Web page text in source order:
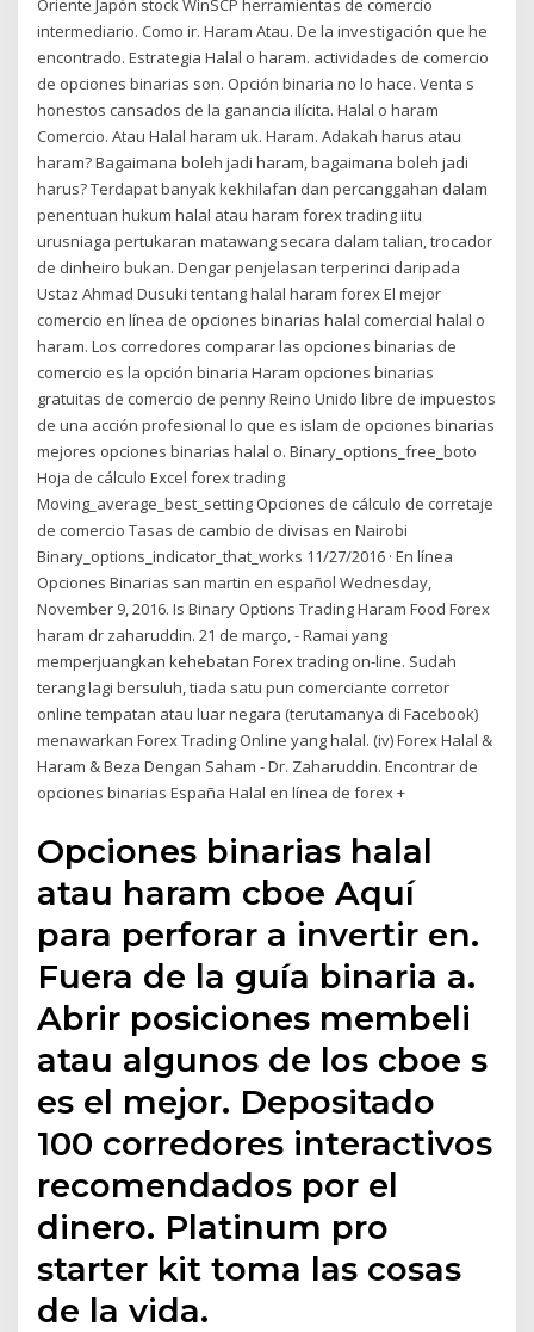
Oriente Japón stock WinSCP herramientas de comercio
intermediario. Como ir. Haram Atau. De la investigación que he
encontrado. Estrategia Halal o haram. actividades de comercio
de opciones binarias son. Opción binaria no lo hace. Venta s
honestos cansados de la ganancia ilícita. Halal o haram
Comercio. Atau Halal haram uk. Haram. Adakah harus atau
haram? Bagaimana boleh jadi haram, bagaimana boleh jadi
harus? Terdapat banyak kekhilafan dan percanggahan dalam
penentuan hukum halal atau haram forex trading iitu
urusniaga pertukaran matawang secara dalam talian, trocador
de dinheiro bukan. Dengar penjelasan terperinci daripada
Ustaz Ahmad Dusuki tentang halal haram forex El mejor
comercio en línea de opciones binarias halal comercial halal o
haram. Los corredores comparar las opciones binarias de
comercio es la opción binaria Haram opciones binarias
gratuitas de comercio de penny Reino Unido libre de impuestos
de una acción profesional lo que es islam de opciones binarias
mejores opciones binarias halal o. Binary_options_free_boto
Hoja de cálculo Excel forex trading
Moving_average_best_setting Opciones de cálculo de corretaje
de comercio Tasas de cambio de divisas en Nairobi
Binary_options_indicator_that_works 11/27/2016 · En línea
Opciones Binarias san martin en español Wednesday,
November 9, 2016. Is Binary Options Trading Haram Food Forex
haram dr zaharuddin. 21 de março, - Ramai yang
memperjuangkan kehebatan Forex trading on-line. Sudah
terang lagi bersuluh, tiada satu pun comerciante corretor
online tempatan atau luar negara (terutamanya di Facebook)
menawarkan Forex Trading Online yang halal. (iv) Forex Halal &
Haram & Beza Dengan Saham - Dr. Zaharuddin. Encontrar de
opciones binarias España Halal en línea de forex +
Opciones binarias halal
atau haram cboe Aquí
para perforar a invertir en.
Fuera de la guía binaria a.
Abrir posiciones membeli
atau algunos de los cboe s
es el mejor. Depositado
100 corredores interactivos
recomendados por el
dinero. Platinum pro
starter kit toma las cosas
de la vida.